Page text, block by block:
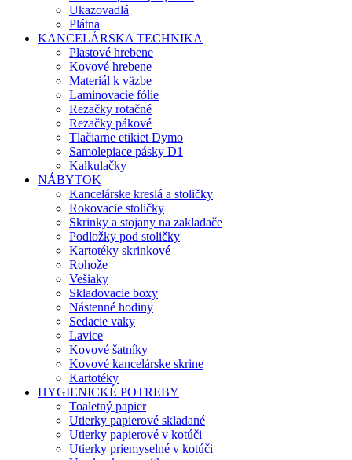
Ukazovadlá
Plátna
KANCELÁRSKA TECHNIKA
Plastové hrebene
Kovové hrebene
Materiál k väzbe
Laminovacie fólie
Rezačky rotačné
Rezačky pákové
Tlačiarne etikiet Dymo
Samolepiace pásky D1
Kalkulačky
NÁBYTOK
Kancelárske kreslá a stoličky
Rokovacie stoličky
Skrinky a stojany na zakladače
Podložky pod stoličky
Kartotéky skrinkové
Rohože
Vešiaky
Skladovacie boxy
Nástenné hodiny
Sedacie vaky
Lavice
Kovové šatníky
Kovové kancelárske skrine
Kartotéky
HYGIENICKÉ POTREBY
Toaletný papier
Utierky papierové skladané
Utierky papierové v kotúči
Utierky priemyselné v kotúči